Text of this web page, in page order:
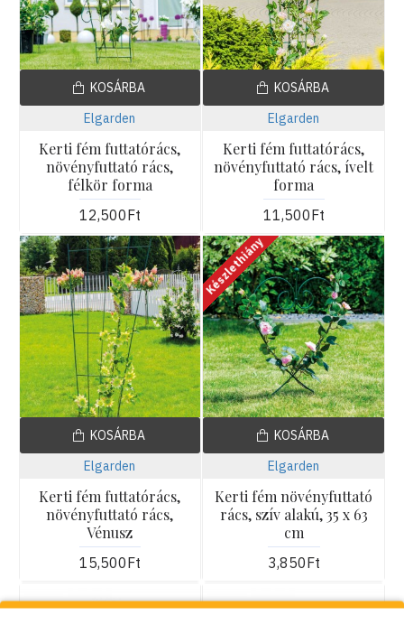
Elgarden
Kerti fém futtatórács,
növényfuttató rács,
félkör forma
12,500Ft
KOSÁRBA
Elgarden
Kerti fém futtatórács,
növényfuttató rács, ívelt
forma
11,500Ft
KOSÁRBA
Elgarden
Kerti fém futtatórács,
növényfuttató rács,
Vénusz
15,500Ft
KOSÁRBA
Készlethiány
Elgarden
Kerti fém növényfuttató
rács, szív alakú, 35 x 63
cm
3,850Ft
KOSÁRBA